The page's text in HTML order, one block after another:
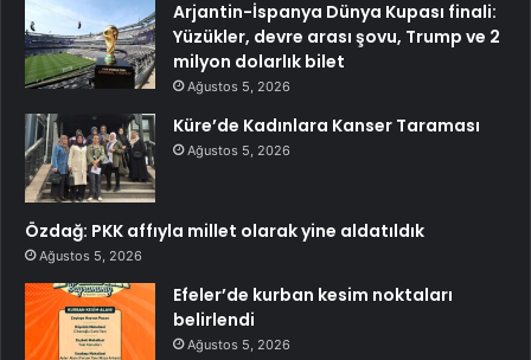
Arjantin-İspanya Dünya Kupası finali:
Yüzükler, devre arası şovu, Trump ve 2
milyon dolarlık bilet
Ağustos 5, 2026
Küre’de Kadınlara Kanser Taraması
Ağustos 5, 2026
Özdağ: PKK affıyla millet olarak yine aldatıldık
Ağustos 5, 2026
Efeler’de kurban kesim noktaları
belirlendi
Ağustos 5, 2026